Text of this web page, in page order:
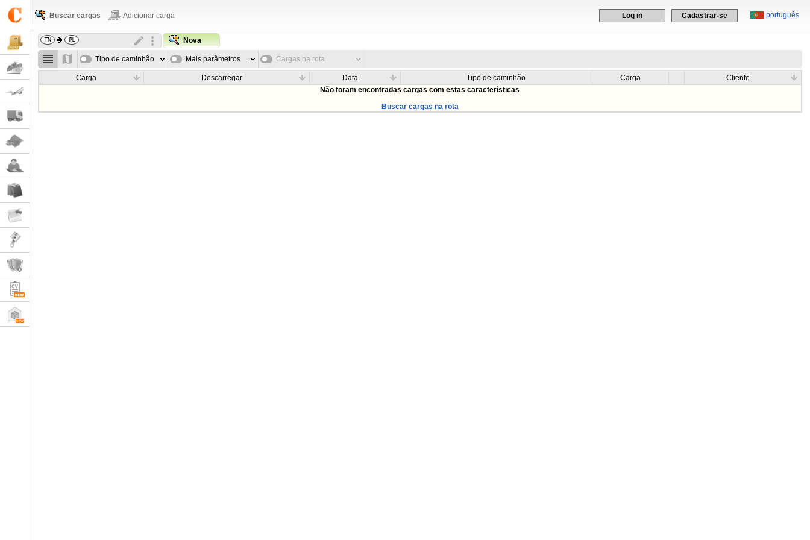
português
Log in Cadastrar-se
Buscar cargas Adicionar carga
Nova
Tipo de caminhão Mais parâmetros Cargas na rota
Carga Descarregar Data Tipo de caminhão Carga
Cliente
Não foram encontradas cargas com estas características
Buscar cargas na rota